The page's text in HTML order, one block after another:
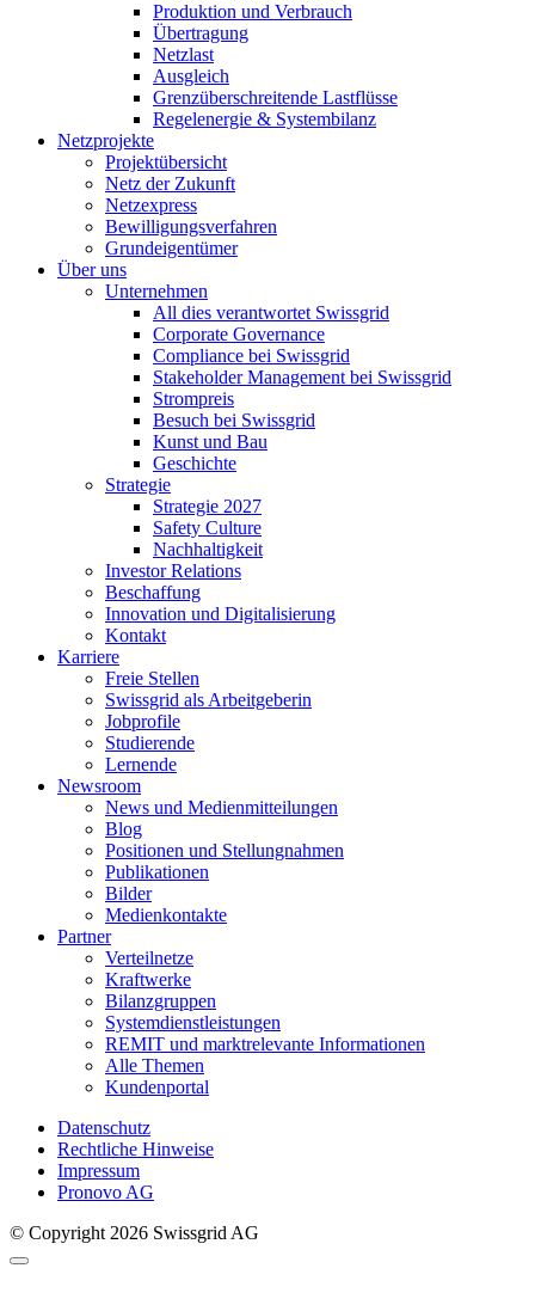
Produktion und Verbrauch
Übertragung
Netzlast
Ausgleich
Grenzüberschreitende Lastflüsse
Regelenergie & Systembilanz
Netzprojekte
Projektübersicht
Netz der Zukunft
Netzexpress
Bewilligungsverfahren
Grundeigentümer
Über uns
Unternehmen
All dies verantwortet Swissgrid
Corporate Governance
Compliance bei Swissgrid
Stakeholder Management bei Swissgrid
Strompreis
Besuch bei Swissgrid
Kunst und Bau
Geschichte
Strategie
Strategie 2027
Safety Culture
Nachhaltigkeit
Investor Relations
Beschaffung
Innovation und Digitalisierung
Kontakt
Karriere
Freie Stellen
Swissgrid als Arbeitgeberin
Jobprofile
Studierende
Lernende
Newsroom
News und Medienmitteilungen
Blog
Positionen und Stellungnahmen
Publikationen
Bilder
Medienkontakte
Partner
Verteilnetze
Kraftwerke
Bilanzgruppen
Systemdienstleistungen
REMIT und marktrelevante Informationen
Alle Themen
Kundenportal
Datenschutz
Rechtliche Hinweise
Impressum
Pronovo AG
© Copyright 2026 Swissgrid AG